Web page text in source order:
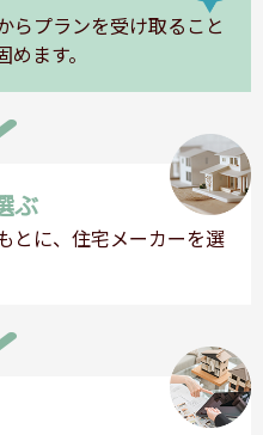
らプランを受け取ること
ます。
ぶ
とに、住宅メーカーを選